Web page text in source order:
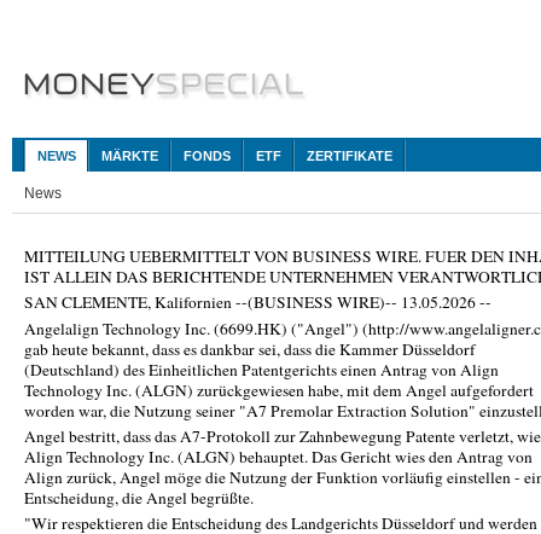
NEWS MÄRKTE FONDS ETF ZERTIFIKATE
News
MITTEILUNG UEBERMITTELT VON BUSINESS WIRE. FUER DEN
IST ALLEIN DAS BERICHTENDE UNTERNEHMEN
SAN CLEMENTE, Kalifornien --(BUSINESS WIRE)-- 13.05.2026 --
Angelalign Technology Inc. (6699.HK) ("Angel") (http://
gab heute bekannt, dass es dankbar sei, dass die Kammer Düsseldorf
(Deutschland) des Einheitlichen Patentgerichts einen Antrag von Align
Technology Inc. (ALGN) zurückgewiesen habe, mit dem Angel aufgefordert
worden war, die Nutzung seiner "A7 Premolar Extraction Solution"
Angel bestritt, dass das A7-Protokoll zur Zahnbewegung Patente verletzt,
Align Technology Inc. (ALGN) behauptet. Das Gericht wies den Antrag von
Align zurück, Angel möge die Nutzung der Funktion vorläufig einstellen -
Entscheidung, die Angel begrüßte.
"Wir respektieren die Entscheidung des Landgerichts Düsseldorf und werden